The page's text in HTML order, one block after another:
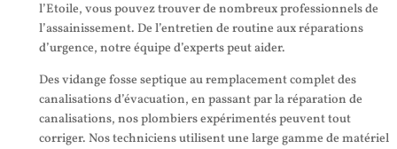
l’Etoile, vous pouvez trouver de nombreux professionnels de
l’assainissement. De l’entretien de routine aux réparations
d’urgence, notre équipe d’experts peut aider.
Des vidange fosse septique au remplacement complet des
canalisations d’évacuation, en passant par la réparation de
canalisations, nos plombiers expérimentés peuvent tout
corriger. Nos techniciens utilisent une large gamme de matériel